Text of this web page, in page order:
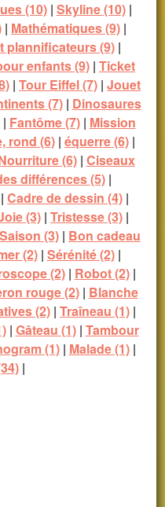
(10)| Skyline (10)|
| Mathématiques (9) |
plannificateurs (9) |
enfants (9) | Ticket
| Tour Eiffel (7) | Jouet
(7)| Dinosaures
| Fantôme (7)| Mission
rond (6) | équerre (6) |
(6)| Ciseaux
différences (5)|
| Cadre de dessin (4) |
(3) | Tristesse (3) |
Saison (3) | Bon cadeau
(2)| Sérénité (2)|
(2)| Robot (2)|
rouge (2)| Blanche
(2) | Traîneau (1) |
| Gâteau (1)| Tambour
(1)| Malade (1)|
|